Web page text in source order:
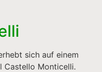
sich auf einem
Castello Monticelli.